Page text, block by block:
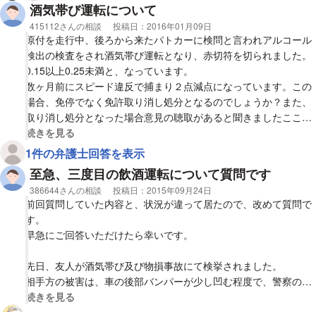
状況としては、飲んでから3時間ほど仮眠、その後バイクを運転
中に違反で停止を求められ、酒気帯び発覚です。
よろしくお願い致します。
酒気帯び運転について
相談者
415112さんの相談 投稿日： 2016年01月09日
原付を走行中、後ろから来たパトカーに検問と言われアルコール
検出の検査をされ酒気帯び運転となり、赤切符を切られました。
0.15以上0.25未満と、なっています。
数ヶ月前にスピード違反で捕まり２点減点になっています。この
場合、免停でなく免許取り消し処分となるのでしょうか？また、
取り消し処分となった場合意見の聴取があると聞きましたここに
て軽減される可能性はありますでしょうか？
視覚的に省略された相談全文の
続きを見る
1件の弁護士回答を表示
至急、三度目の飲酒運転について質問です
相談者
386644さんの相談 投稿日： 2015年09月24日
前回質問していた内容と、状況が違って居たので、改めて質問で
す。
早急にご回答いただけたら幸いです。
先日、友人が酒気帯び及び物損事故にて検挙されました。
相手方の被害は、車の後部バンパーが少し凹む程度で、警察の方
も物損で済むとお話されている様です。
視覚的に省略された相談全文の
続きを見る